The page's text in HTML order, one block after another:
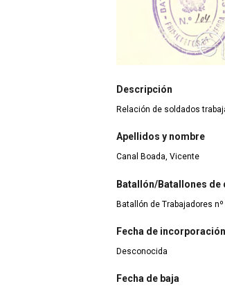
Descripción
Relación de soldados
Apellidos y nombre
Canal Boada, Vicente
Batallón/Batallones de
Batallón de Trabajadores
Fecha de incorporación
Desconocida
Fecha de baja